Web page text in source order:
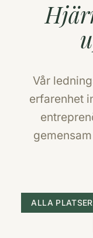
Vår
erfarenhet
ALLA PLATSER